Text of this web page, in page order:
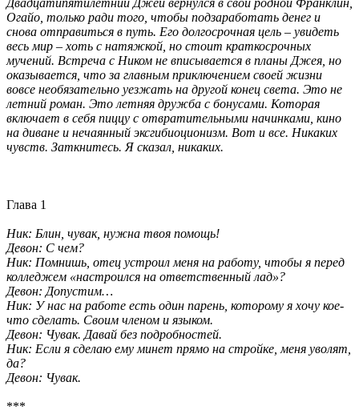
Огайо, только ради того, чтобы подзаработать денег и
снова отправиться в путь. Его долгосрочная цель – увидеть
весь мир – хоть с натяжкой, но стоит краткосрочных
мучений. Встреча с Ником не вписывается в планы Джея, но
оказывается, что за главным приключением своей жизни
вовсе необязательно уезжать на другой конец света. Это не
летний роман. Это летняя дружба с бонусами. Которая
включает в себя пиццу с отвратительными начинками, кино
на диване и нечаянный эксгибиоционизм. Вот и все. Никаких
чувств. Заткнитесь. Я сказал, никаких.
Глава 1
Ник: Блин, чувак, нужна твоя помощь!
Девон: С чем?
Ник: Помнишь, отец устроил меня на работу, чтобы я перед
колледжем «настроился на ответственный лад»?
Девон: Допустим…
Ник: У нас на работе есть один парень, которому я хочу кое-
что сделать. Своим членом и языком.
Девон: Чувак. Давай без подробностей.
Ник: Если я сделаю ему минет прямо на стройке, меня уволят,
да?
Девон: Чувак.
***